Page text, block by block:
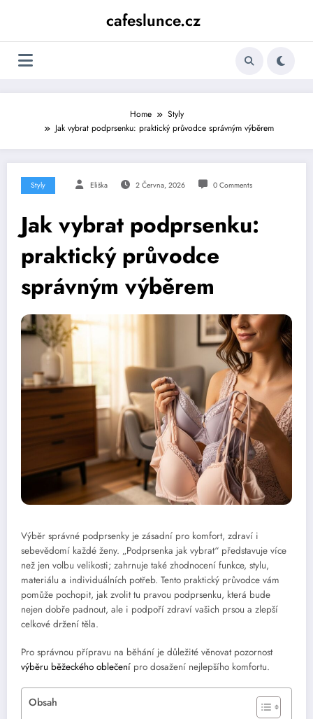
cafeslunce.cz
Home
Styly
Jak vybrat podprsenku: praktický průvodce správným výběrem
Styly Eliška 2 Června, 2026 0 Comments
Jak vybrat podprsenku:
praktický průvodce
správným výběrem
Výběr správné podprsenky je zásadní pro komfort, zdraví i
sebevědomí každé ženy. „Podprsenka jak vybrat“ představuje více
než jen volbu velikosti; zahrnuje také zhodnocení funkce, stylu,
materiálu a individuálních potřeb. Tento praktický průvodce vám
pomůže pochopit, jak zvolit tu pravou podprsenku, která bude
nejen dobře padnout, ale i podpoří zdraví vašich prsou a zlepší
celkové držení těla.
Pro správnou přípravu na běhání je důležité věnovat pozornost
výběru běžeckého oblečení pro dosažení nejlepšího komfortu.
Obsah